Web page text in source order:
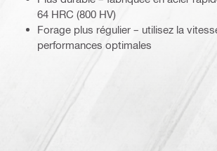
64 HRC (800 HV)
Forage plus régulier – utilisez la
performances optimales